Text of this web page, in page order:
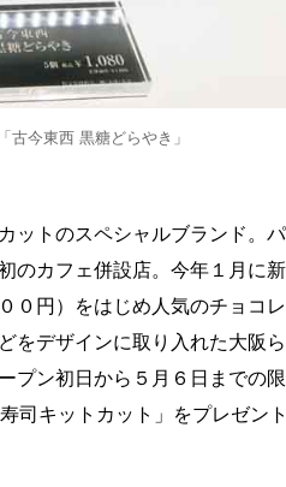
古今東西 黒糖どらやき」
トのスペシャルブランド。
のカフェ併設店。今年１月に
０円）をはじめ人気のチョコレ
をデザインに取り入れた大阪
プン初日から５月６日までの
司キットカット」をプレゼン